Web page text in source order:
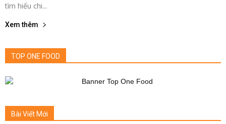
tìm hiểu chi...
Xem thêm
TOP ONE FOOD
Bài Viết Mới